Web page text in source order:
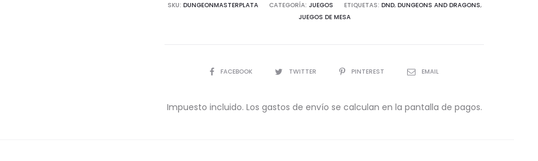
SKU: DUNGEONMASTERPLATA CATEGORÍA: JUEGOS ETIQUETAS: DND, DUNGEONS AND DRAGONS,
JUEGOS DE MESA
COMPARTIR
FACEBOOK TWITTER PINTEREST EMAIL
Impuesto incluido. Los gastos de envío se calculan en la pantalla de pagos.